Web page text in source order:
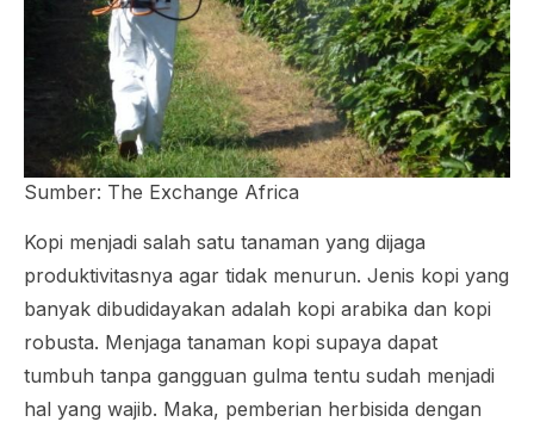
Sumber: The Exchange Africa
Kopi menjadi salah satu tanaman yang dijaga
produktivitasnya agar tidak menurun. Jenis kopi yang
banyak dibudidayakan adalah kopi arabika dan kopi
robusta. Menjaga tanaman kopi supaya dapat
tumbuh tanpa gangguan gulma tentu sudah menjadi
hal yang wajib. Maka, pemberian herbisida dengan